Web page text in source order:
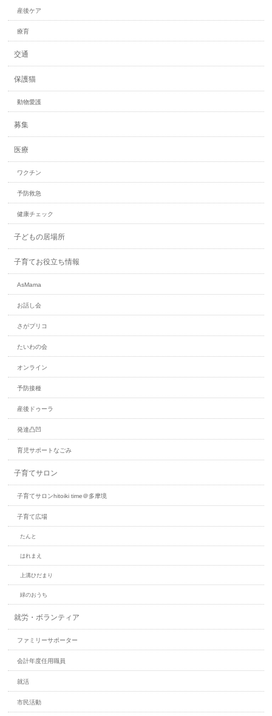
産後ケア
療育
交通
保護猫
動物愛護
募集
医療
ワクチン
予防救急
健康チェック
子どもの居場所
子育てお役立ち情報
AsMa​ma
お話し会
さがプリコ
たいわの会
オンライン
予防接種
産後ドゥーラ
発達凸凹
育児サポートなごみ
子育てサロン
子育てサロンhitoiki time＠多摩境
子育て広場
たんと
はれまえ
上溝ひだまり
緑のおうち
就労・ボランティア
ファミリーサポーター
会計年度任用職員
就活
市民活動